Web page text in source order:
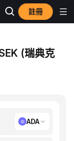
註冊
(瑞典克
ADA